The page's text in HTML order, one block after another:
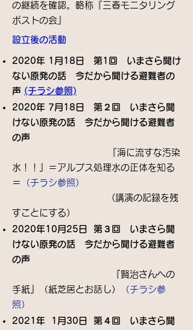
の継続を確認。略称『三春モニタリング
ポストの会』
​設立後の活動
2020年 1月18日 第1回 いまさら聞け
ない原発の話 今だから聞ける避難者の
声 (チラシ参照)
2020年 7月18日 第２回 いまさら聞
けない原発の話 今だから聞ける避難者
の声
『海に流すな汚染
水！！』＝アルプス処理水の正体を知る
＝
（チラシ参照）
(講演の記録を残
すことにする）
2020年10月25日 第３回 いまさら聞
けない原発の話 今だから聞ける避難者
の声
​ 『賢治さんへの
手紙』（紙芝居とお話し）
（チラシ参
照）
2021年 1月30日 第４回 いまさら聞